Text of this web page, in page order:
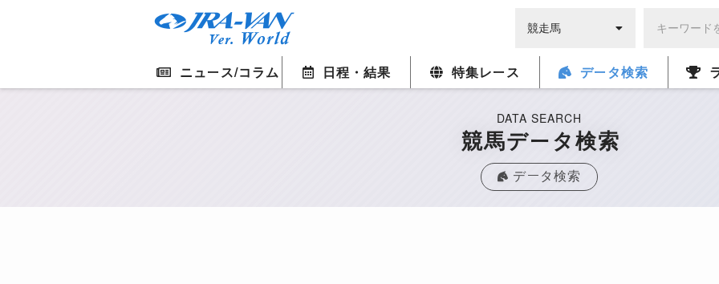
ニュース/コラム 日程・結果 特集レース データ検索
DATA SEARCH
競馬データ検索
データ検索